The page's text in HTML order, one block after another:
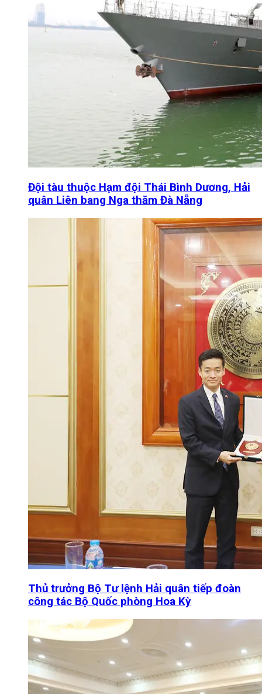
Đội tàu thuộc Hạm đội Thái Bình Dương, Hải
quân Liên bang Nga thăm Đà Nẵng
Thủ trưởng Bộ Tư lệnh Hải quân tiếp đoàn
công tác Bộ Quốc phòng Hoa Kỳ